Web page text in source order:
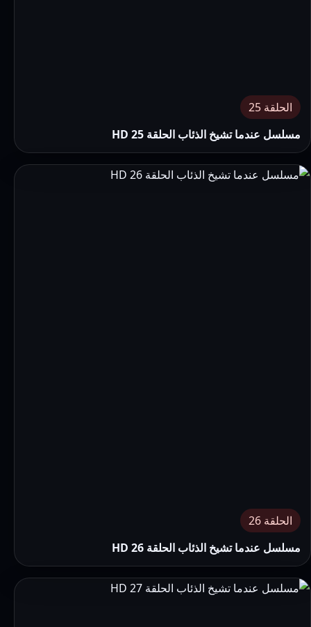
الحلقة 25
مسلسل عندما تشيخ الذئاب الحلقة 25 HD
الحلقة 26
مسلسل عندما تشيخ الذئاب الحلقة 26 HD